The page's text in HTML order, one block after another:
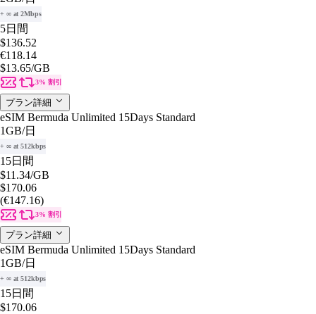
+ ∞ at 2Mbps
5日間
$136.52
€118.14
$13.65/GB
3% 割引
プラン詳細
eSIM Bermuda Unlimited 15Days Standard
1GB/日
+ ∞ at 512kbps
15日間
$11.34/GB
$170.06
(€147.16)
3% 割引
プラン詳細
eSIM Bermuda Unlimited 15Days Standard
1GB/日
+ ∞ at 512kbps
15日間
$170.06